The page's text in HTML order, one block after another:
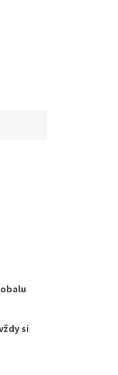
si